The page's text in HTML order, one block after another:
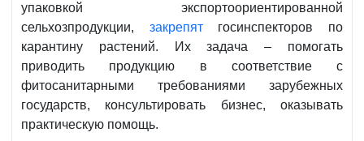
упаковкой экспортоориентированной
сельхозпродукции, закрепятгосинспекторов по
карантину растений. Их задача – помогать
приводить продукцию в соответствие с
фитосанитарными требованиями зарубежных
государств, консультировать бизнес, оказывать
практическую помощь.